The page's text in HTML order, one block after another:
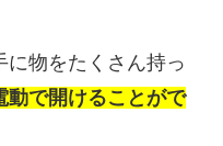
に物をたくさん持っ
動で開けることがで